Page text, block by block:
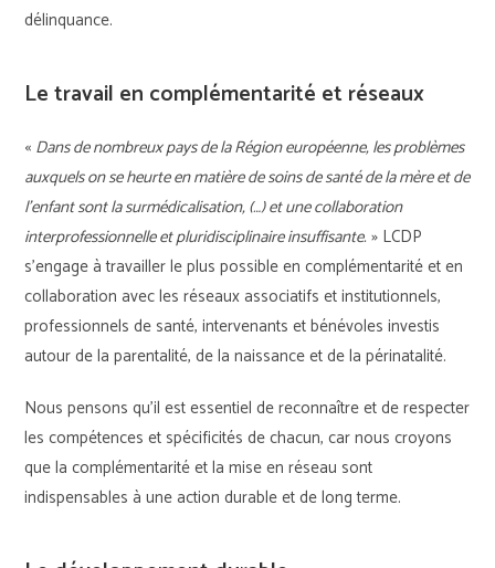
délinquance.
Le travail en complémentarité et réseaux
« Dans de nombreux pays de la Région européenne, les problèmes
auxquels on se heurte en matière de soins de santé de la mère et de
l’enfant sont la surmédicalisation, (…) et une collaboration
interprofessionnelle et pluridisciplinaire insuffisante. » LCDP
s’engage à travailler le plus possible en complémentarité et en
collaboration avec les réseaux associatifs et institutionnels,
professionnels de santé, intervenants et bénévoles investis
autour de la parentalité, de la naissance et de la périnatalité.
Nous pensons qu’il est essentiel de reconnaître et de respecter
les compétences et spécificités de chacun, car nous croyons
que la complémentarité et la mise en réseau sont
indispensables à une action durable et de long terme.